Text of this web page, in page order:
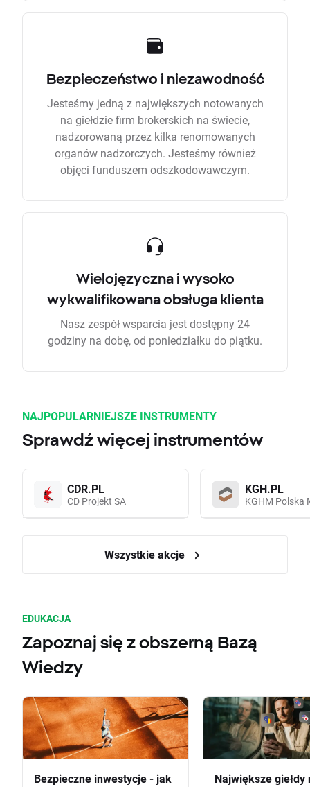
Bezpieczeństwo i niezawodność
Jesteśmy jedną z największych notowanych
na giełdzie firm brokerskich na świecie,
nadzorowaną przez kilka renomowanych
organów nadzorczych. Jesteśmy również
objęci funduszem odszkodowawczym.
Wielojęzyczna i wysoko
wykwalifikowana obsługa klienta
Nasz zespół wsparcia jest dostępny 24
godziny na dobę, od poniedziałku do piątku.
NAJPOPULARNIEJSZE INSTRUMENTY
Sprawdź więcej instrumentów
CDR.PL
CD Projekt SA
KGH.PL
KGHM Polska
Wszystkie akcje
EDUKACJA
Zapoznaj się z obszerną Bazą
Wiedzy
Bezpieczne inwestycje - jak
Największe giełdy